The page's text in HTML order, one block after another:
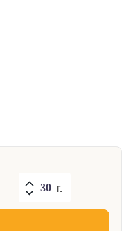
г.